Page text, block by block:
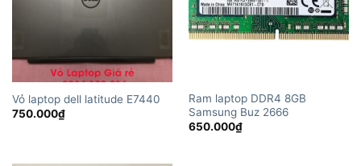
Vỏ laptop dell latitude E7440
750.000₫
Ram laptop DDR4 8GB
Samsung Buz 2666
650.000₫